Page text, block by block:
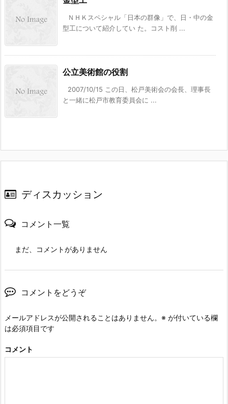
ＮＨＫスペシャル「日本の群像」で、日・中の金
型工について紹介してい た。コスト削 ...
公立美術館の役割
2007/10/15 この日、松戸美術会の会長、理事長
と一緒に松戸市教育委員会に ...
ディスカッション
コメント一覧
まだ、コメントがありません
コメントをどうぞ
メールアドレスが公開されることはありません。 ※ が付いている欄
は必須項目です
コメント